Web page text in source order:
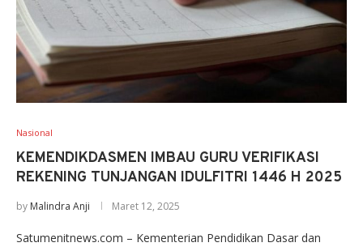
Nasional
KEMENDIKDASMEN IMBAU GURU VERIFIKASI
REKENING TUNJANGAN IDULFITRI 1446 H 2025
by Malindra Anji Maret 12, 2025
Satumenitnews.com – Kementerian Pendidikan Dasar dan